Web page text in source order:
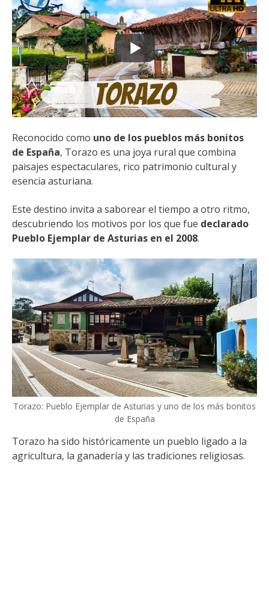
Reconocido como uno de los pueblos más bonitos
de España, Torazo es una joya rural que combina
paisajes espectaculares, rico patrimonio cultural y
esencia asturiana.
Este destino invita a saborear el tiempo a otro ritmo,
descubriendo los motivos por los que fue declarado
Pueblo Ejemplar de Asturias en el 2008.
Torazo: Pueblo Ejemplar de Asturias y uno de los más bonitos
de España
Torazo ha sido históricamente un pueblo ligado a la
agricultura, la ganadería y las tradiciones religiosas.